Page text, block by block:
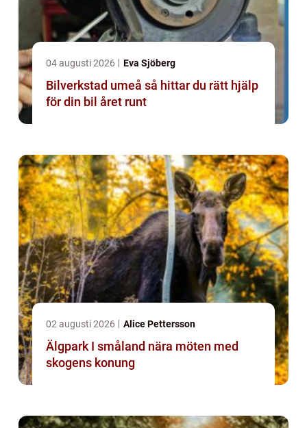
04 augusti 2026 Eva Sjöberg
Bilverkstad umeå så hittar du rätt hjälp
för din bil året runt
02 augusti 2026 Alice Pettersson
Älgpark I småland nära möten med
skogens konung